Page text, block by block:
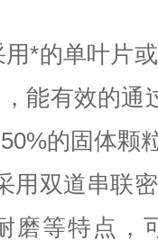
的单叶片或
能有效的通
的固体颗
双道串联密
磨等特点，